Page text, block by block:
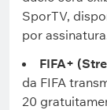
SporTV,
por
FIFA+
da FIFA
20